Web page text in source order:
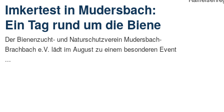
Imkertest in Mudersbach:
Ein Tag rund um die Biene
Der Bienenzucht- und Naturschutzverein Mudersbach-
Brachbach e.V. lädt im August zu einem besonderen Event
...